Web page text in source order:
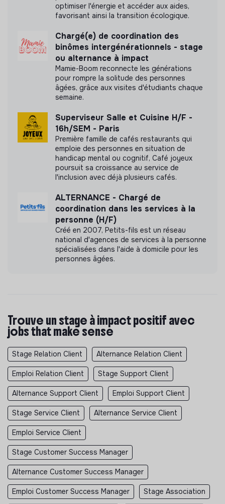
besoins spécifiques. C’est ça l’inclusion scolaire !
optimiser l'énergie et accéder aux aides,
favorisant ainsi la transition écologique.
Chargé(e) de coordination des
binômes intergénérationnels - stage
ou alternance à impact
Mamie-Boom reconnecte les générations
pour rompre la solitude des personnes
âgées, grâce aux visites d'étudiants chaque
semaine.
Superviseur Salle et Cuisine H/F -
16h/SEM - Paris
Première famille de cafés restaurants qui
emploie des personnes en situation de
handicap mental ou cognitif, Café joyeux
poursuit sa croissance au service de
l'inclusion avec déjà plusieurs cafés.
ALTERNANCE - Chargé de
coordination dans les services à la
personne (H/F)
Créé en 2007, Petits-fils est un réseau
national d'agences de services à la personne
spécialisées dans l'aide à domicile pour les
personnes âgées.
Trouve un stage à impact positif avec
jobs that make sense
Stage Relation Client Alternance Relation Client
Emploi Relation Client Stage Support Client
Alternance Support Client Emploi Support Client
Stage Service Client Alternance Service Client
Emploi Service Client
Stage Customer Success Manager
Alternance Customer Success Manager
Emploi Customer Success Manager Stage Association